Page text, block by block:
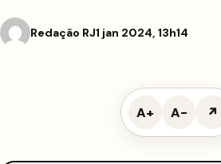
Redação RJ1 jan 2024, 13h14
A+ A− ↗